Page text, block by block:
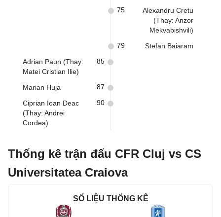
Alexandru Cretu
(Thay: Anzor
Mekvabishvili)
75
Stefan Baiaram
79
Adrian Paun (Thay:
Matei Cristian Ilie)
85
Marian Huja 87
Ciprian Ioan Deac
(Thay: Andrei
Cordea)
90
Thống kê trận đấu CFR Cluj vs CS
Universitatea Craiova
SỐ LIỆU THỐNG KÊ